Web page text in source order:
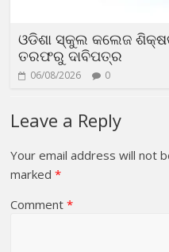
ଓଡିଶା ସ୍କୁଲ କଲେଜ
ତରଫରୁ ଦାବିପତ୍ର
06/08/2026 0
Leave a Reply
Your email address will not
marked*
Comment*